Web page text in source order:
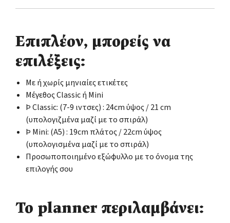
Επιπλέον, μπορείς να
επιλέξεις:
Με ή χωρίς μηνιαίες ετικέτες
Μέγεθος Classic ή Mini
Þ Classic: (7-9 ιντσες) : 24cm ύψος / 21 cm
(υπολογιζμένα μαζί με το σπιράλ)
Þ Mini: (Α5) : 19cm πλάτος / 22cm ύψος
(υπολογισμένα μαζί με το σπιράλ)
Προσωποποιημένο εξώφυλλο με το όνομα της
επιλογής σου
Το planner περιλαμβάνει: